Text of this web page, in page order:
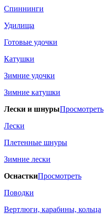
Спиннинги
Удилища
Готовые удочки
Катушки
Зимние удочки
Зимние катушки
Лески и шнурыПросмотреть
Лески
Плетенные шнуры
Зимние лески
ОснасткиПросмотреть
Поводки
Вертлюги, карабины, кольца